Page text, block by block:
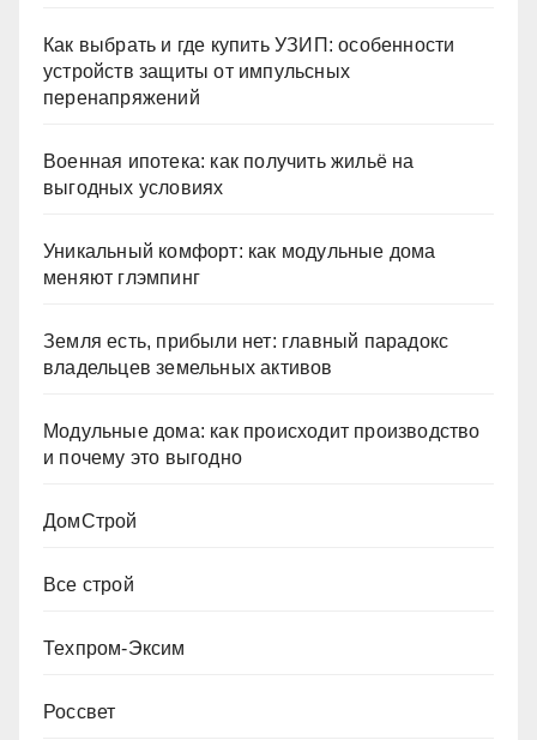
Как выбрать и где купить УЗИП: особенности
устройств защиты от импульсных
перенапряжений
Военная ипотека: как получить жильё на
выгодных условиях
Уникальный комфорт: как модульные дома
меняют глэмпинг
Земля есть, прибыли нет: главный парадокс
владельцев земельных активов
Модульные дома: как происходит производство
и почему это выгодно
ДомСтрой
Все строй
Техпром-Эксим
Россвет